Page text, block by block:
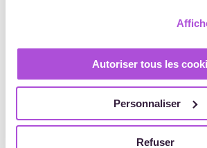
Autoriser tous les
Personnaliser
Refuser
Mejorar la experiencia
En la era digital, la experiencia del
producto y cualquier software o
funcione correctamente no servirá para
clientes. Sin embargo, este aspecto
descuidarse en el caso de los servicios
protocolo de calidad de las